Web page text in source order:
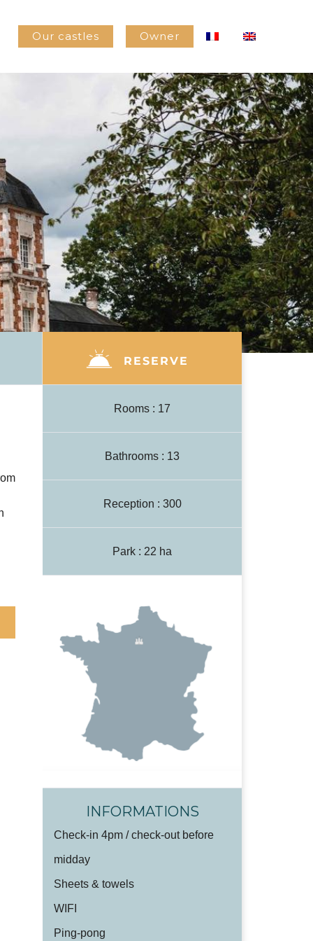
Our castles Owner
RESERVE
Rooms : 17
Bathrooms : 13
Reception : 300
Park : 22 ha
INFORMATIONS
Check-in 4pm / check-out before
midday
Sheets & towels
WIFI
Ping-pong